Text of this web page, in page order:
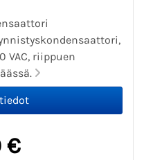
VAC, riippuen
€